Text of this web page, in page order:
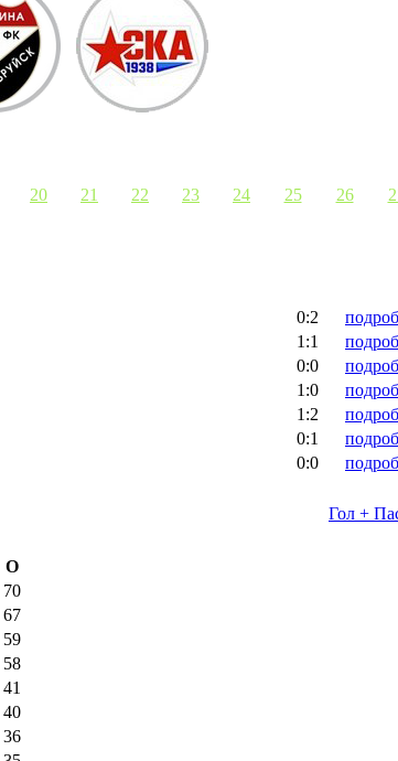
20 21 22 23 24 25 26
0:2
1:1
0:0
1:0
1:2
0:1
0:0
Гол +
О
70
67
59
58
41
40
36